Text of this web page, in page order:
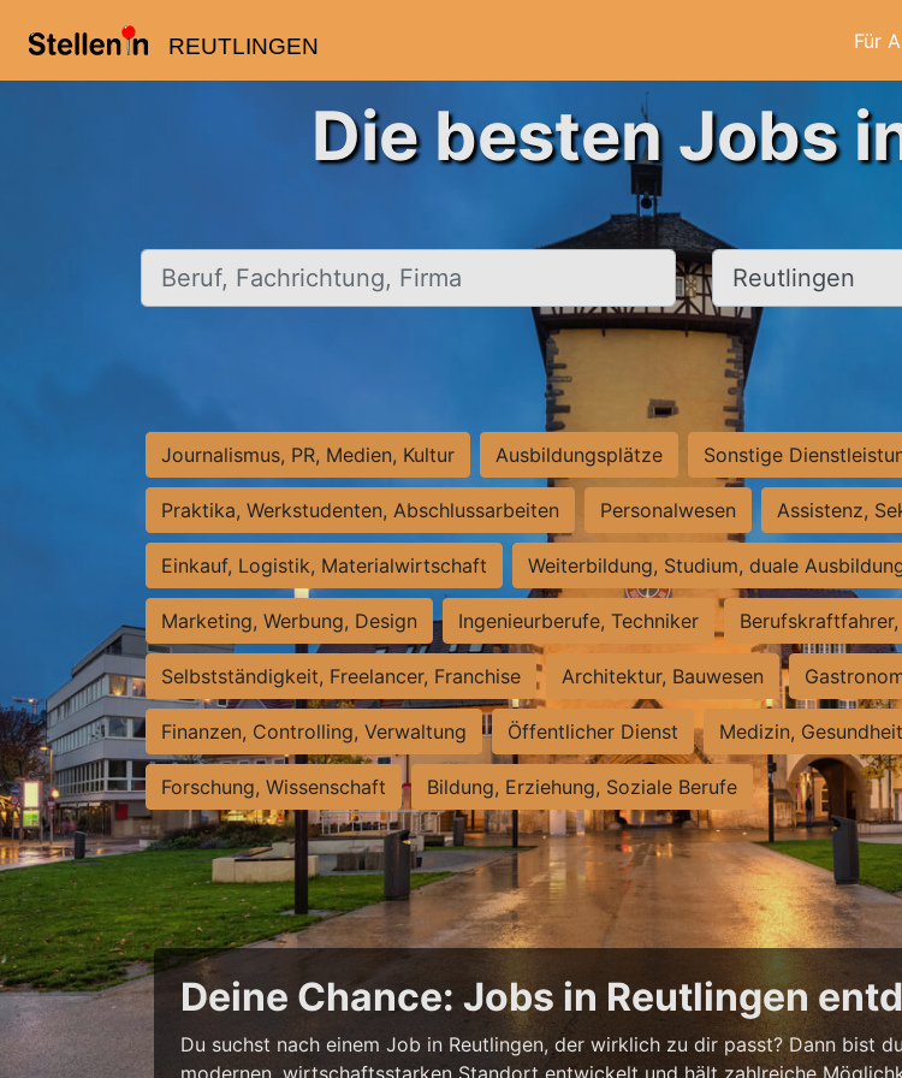
REUTLINGEN Für
Die besten Jobs
Beruf, Fachrichtung, Firma Ort, Stadt
Journalismus, PR, Medien, Kultur Ausbildungsplätze Sonstige
Praktika, Werkstudenten, Abschlussarbeiten Personalwesen Assistenz,
Einkauf, Logistik, Materialwirtschaft Weiterbildung, Studium, duale
Marketing, Werbung, Design Ingenieurberufe, Techniker
Selbstständigkeit, Freelancer, Franchise Architektur, Bauwesen
Finanzen, Controlling, Verwaltung Öffentlicher Dienst Medizin,
Forschung, Wissenschaft Bildung, Erziehung, Soziale Berufe
Deine Chance: Jobs in Reutlingen
Du suchst nach einem Job in Reutlingen, der wirklich zu dir passt? Dann bist